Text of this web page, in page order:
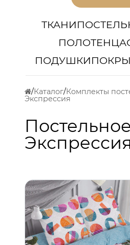
ТКАНИ
ПОЛОТЕНЦА
ПОДУШКИ
Каталог Комплекты
Экспрессия
Экспрессия